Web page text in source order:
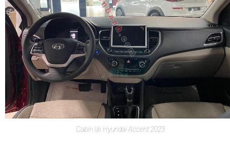
Cabin lái Hyundai Accent 2023